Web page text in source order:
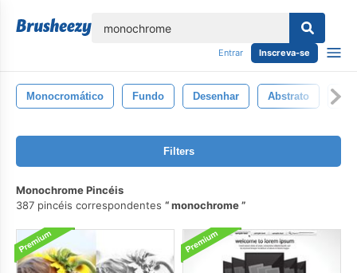
Entrar Inscreva-se
Monocromático Fundo Desenhar Abstrato
Filters
Monochrome Pincéis
387 pincéis correspondentes
monochrome